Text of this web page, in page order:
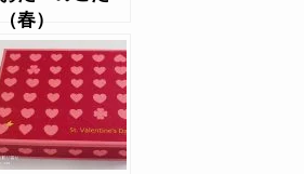
（春）